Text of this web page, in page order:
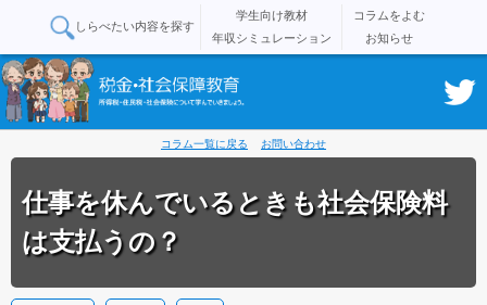
しらべたい内容を探す
学生向け教材
コラムをよむ
年収シミュレーション
お知らせ
コラム一覧に戻る お問い合わせ
仕事を休んでいるときも社会保険料
は支払うの？